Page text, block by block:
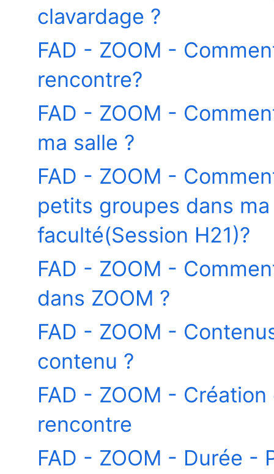
clavardage ?
FAD - ZOOM -
rencontre?
FAD - ZOOM -
ma salle ?
FAD - ZOOM -
petits groupes dans
faculté(Session H21)?
FAD - ZOOM -
dans ZOOM ?
FAD - ZOOM -
contenu ?
FAD - ZOOM -
rencontre
FAD - ZOOM - Durée -